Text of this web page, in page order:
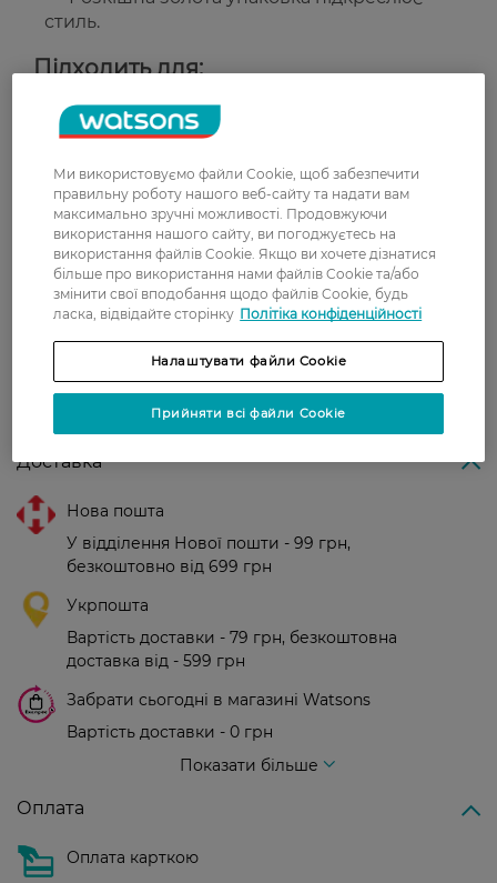
стиль.
Підходить для:
Щоденного макіяжу губ та створення
елегантного образу.
Країна-виробник:Великобританія
Рейтинг та відгуки
0
З 0 відгуків
0 відгуків
Доставка
Нова пошта
У відділення Нової пошти - 99 грн,
безкоштовно від 699 грн
Укрпошта
Вартість доставки - 79 грн, безкоштовна
доставка від - 599 грн
Забрати сьогодні в магазині Watsons
Вартість доставки - 0 грн
Показати більше
Оплата
Оплата карткою
Ми використовуємо файли Cookie, щоб забезпечити
правильну роботу нашого веб-сайту та надати вам
максимально зручні можливості. Продовжуючи
використання нашого сайту, ви погоджуєтесь на
використання файлів Cookie. Якщо ви хочете дізнатися
більше про використання нами файлів Cookie та/або
змінити свої вподобання щодо файлів Cookie, будь
ласка, відвідайте сторінку Політіка конфіденційності
Налаштувати файли Cookie
Прийняти всі файли Cookie